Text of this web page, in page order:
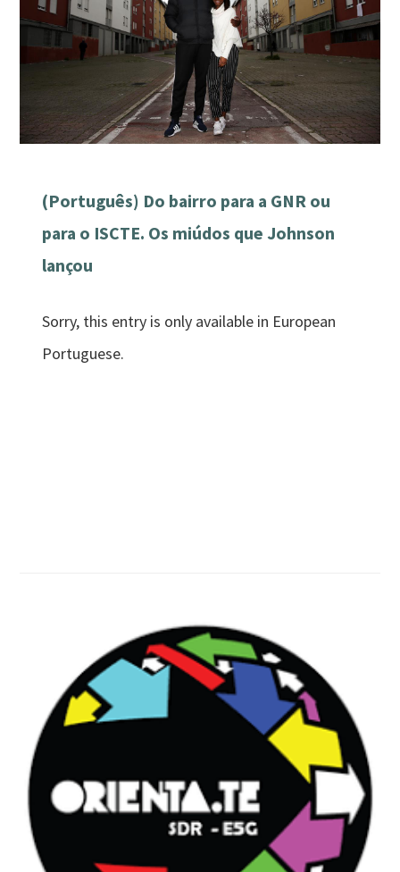
(Português) Do bairro para a GNR ou
para o ISCTE. Os miúdos que Johnson
lançou
Sorry, this entry is only available in European
Portuguese.